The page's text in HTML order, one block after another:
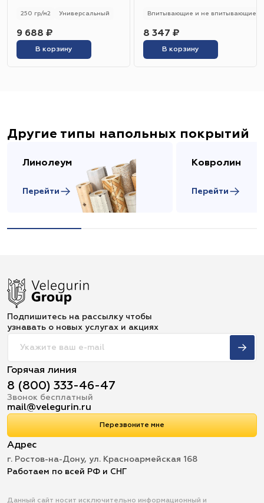
250 гр/м2 Универсальный
9 688 ₽
В корзину
Впитывающие и не впитывающие
8 347 ₽
В корзину
Другие типы напольных покрытий
Линолеум
Перейти
Ковролин
Перейти
Подпишитесь на рассылку чтобы
узнавать о новых услугах и акциях
Горячая линия
8 (800) 333-46-47
Звонок бесплатный
mail@velegurin.ru
Перезвоните мне
Адрес
г. Ростов-на-Дону, ул. Красноармейская 168
Работаем по всей РФ и СНГ
Данный сайт носит исключительно информационный и